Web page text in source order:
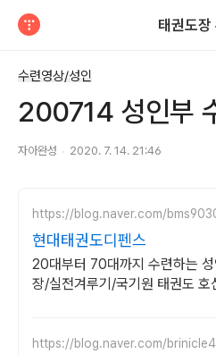
태권도장
수련영상/성인
200714 성인부
자아완성 2020. 7. 14. 21:46
https://blog.naver.com/
현대태권도디펜스
20대부터 70대까지 수련하는 성
장/실전겨루기/국기원 태권도 호
https://blog.naver.com/